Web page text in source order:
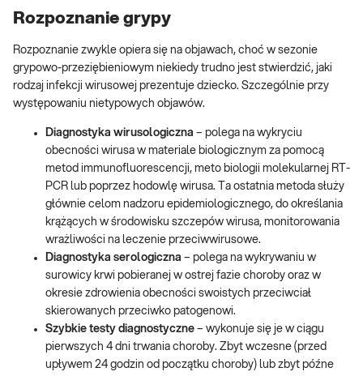
Rozpoznanie grypy
Rozpoznanie zwykle opiera się na objawach, choć w sezonie
grypowo-przeziębieniowym niekiedy trudno jest stwierdzić, jaki
rodzaj infekcji wirusowej prezentuje dziecko. Szczególnie przy
występowaniu nietypowych objawów.
Diagnostyka wirusologiczna – polega na wykryciu
obecności wirusa w materiale biologicznym za pomocą
metod immunofluorescencji, meto biologii molekularnej RT-
PCR lub poprzez hodowlę wirusa. Ta ostatnia metoda służy
głównie celom nadzoru epidemiologicznego, do określania
krążących w środowisku szczepów wirusa, monitorowania
wrażliwości na leczenie przeciwwirusowe.
Diagnostyka serologiczna – polega na wykrywaniu w
surowicy krwi pobieranej w ostrej fazie choroby oraz w
okresie zdrowienia obecności swoistych przeciwciał
skierowanych przeciwko patogenowi.
Szybkie testy diagnostyczne – wykonuje się je w ciągu
pierwszych 4 dni trwania choroby. Zbyt wczesne (przed
upływem 24 godzin od początku choroby) lub zbyt późne